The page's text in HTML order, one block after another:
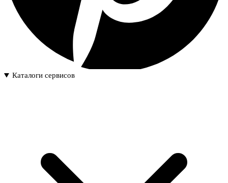
Каталоги сервисов